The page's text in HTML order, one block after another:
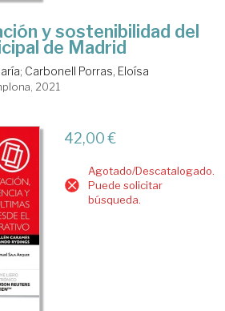
y sostenibilidad del
de Madrid
; Carbonell Porras, Eloísa
2021
42,00 €
Agotado/Descatalogado.
Puede solicitar
búsqueda.